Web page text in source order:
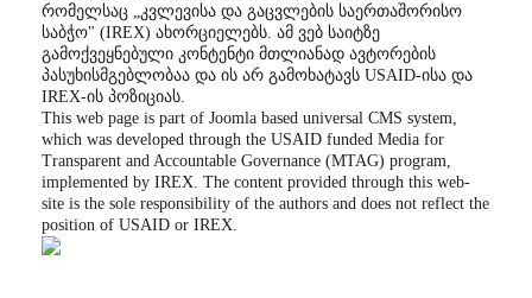
რომელსაც „კვლევისა და გაცვლების საერთაშორისო
საბჭო" (IREX) ახორციელებს. ამ ვებ საიტზე
გამოქვეყნებული კონტენტი მთლიანად ავტორების
პასუხისმგებლობაა და ის არ გამოხატავს USAID-ისა და
IREX-ის პოზიციას.
This web page is part of Joomla based universal CMS system,
which was developed through the USAID funded Media for
Transparent and Accountable Governance (MTAG) program,
implemented by IREX. The content provided through this web-
site is the sole responsibility of the authors and does not reflect the
position of USAID or IREX.